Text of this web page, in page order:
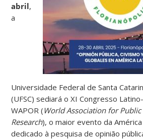
abril,
a
Universidade Federal de Santa
(UFSC) sediará o XI Congresso
WAPOR ( World Association for
Research), o maior evento da
dedicado à pesquisa de opinião